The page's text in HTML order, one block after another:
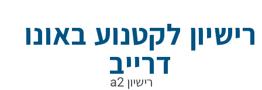
רישיון לקטנוע באונו
דרייב
רישיון a2